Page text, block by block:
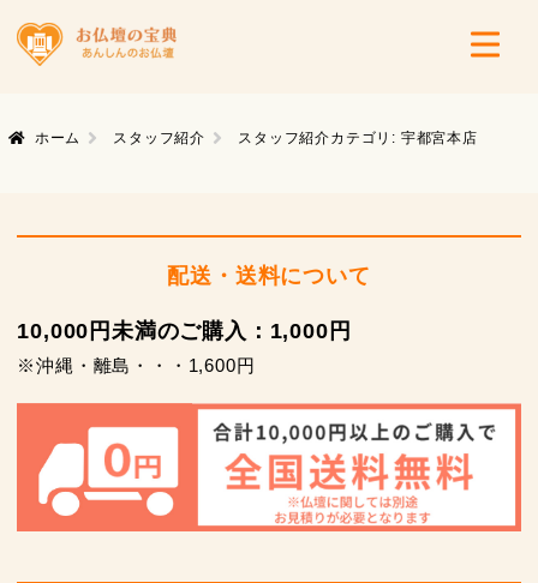
ホーム スタッフ紹介 スタッフ紹介カテゴリ: 宇都宮本店
配送・送料について
10,000円未満のご購入：1,000円
※沖縄・離島・・・1,600円